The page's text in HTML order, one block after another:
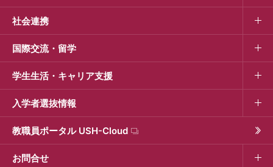
社会連携
国際交流・留学
学生生活・キャリア支援
入学者選抜情報
教職員ポータル USH-Cloud
お問合せ